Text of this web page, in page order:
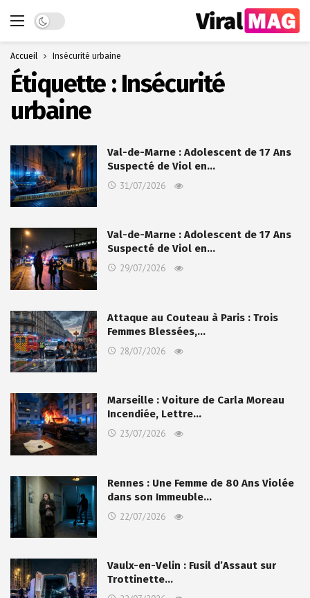
Dark mode
Accueil Insécurité urbaine
Étiquette : Insécurité
urbaine
Val-de-Marne : Adolescent de 17 Ans
Suspecté de Viol en…
31/07/2026
Val-de-Marne : Adolescent de 17 Ans
Suspecté de Viol en…
29/07/2026
Attaque au Couteau à Paris : Trois
Femmes Blessées,…
28/07/2026
Marseille : Voiture de Carla Moreau
Incendiée, Lettre…
23/07/2026
Rennes : Une Femme de 80 Ans Violée
dans son Immeuble…
22/07/2026
Vaulx-en-Velin : Fusil d’Assaut sur
Trottinette…